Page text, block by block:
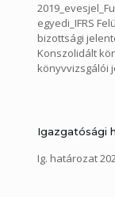
egyedi_IFRS
bizottsági
Konszolidált
könyvvizsgálói
Igazgatósági
Ig. határozat